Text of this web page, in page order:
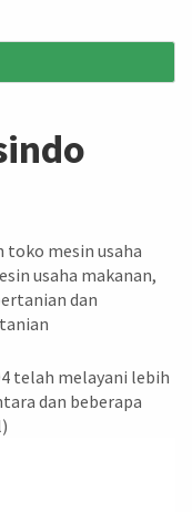
toko mesin usaha
usaha makanan,
dan
telah melayani lebih
dan beberapa